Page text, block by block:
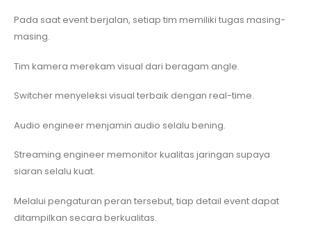
Pada saat event berjalan, setiap tim memiliki tugas masing-
masing.
Tim kamera merekam visual dari beragam angle.
Switcher menyeleksi visual terbaik dengan real-time.
Audio engineer menjamin audio selalu bening.
Streaming engineer memonitor kualitas jaringan supaya
siaran selalu kuat.
Melalui pengaturan peran tersebut, tiap detail event dapat
ditampilkan secara berkualitas.